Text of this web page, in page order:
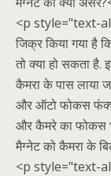
<p style="text-
जिक्र किया गया है
तो क्या हो सकता
कैमरा के पास लाया
और ऑटो फोकस
और कैमरे का फोकस
मैग्नेट को कैमरा के
<p style="text-